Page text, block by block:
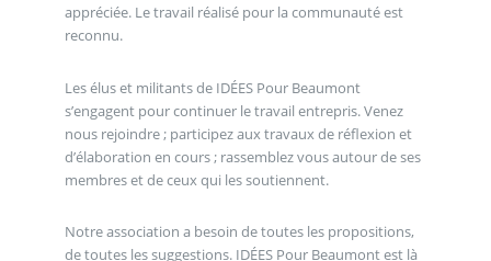
appréciée. Le travail réalisé pour la communauté est
reconnu.
Les élus et militants de IDÉES Pour Beaumont
s’engagent pour continuer le travail entrepris. Venez
nous rejoindre ; participez aux travaux de réflexion et
d’élaboration en cours ; rassemblez vous autour de ses
membres et de ceux qui les soutiennent.
Notre association a besoin de toutes les propositions,
de toutes les suggestions. IDÉES Pour Beaumont est là